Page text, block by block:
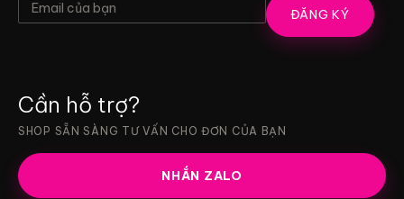
ĐĂNG KÝ
Cần hỗ trợ?
SHOP SẴN SÀNG TƯ VẤN CHO ĐƠN CỦA BẠN
NHẮN ZALO